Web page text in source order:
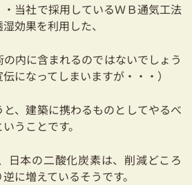
当社で採用しているＷＢ通気工法
効果を利用した、
内に含まれるのではないでしょう
になってしまいますが・・・）
、建築に携わるものとしてやるべ
うことです。
日本の二酸化炭素は、削減どころ
に増えているそうです。